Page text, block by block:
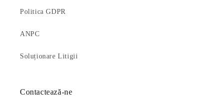
Politica GDPR
ANPC
Soluționare Litigii
Contactează-ne